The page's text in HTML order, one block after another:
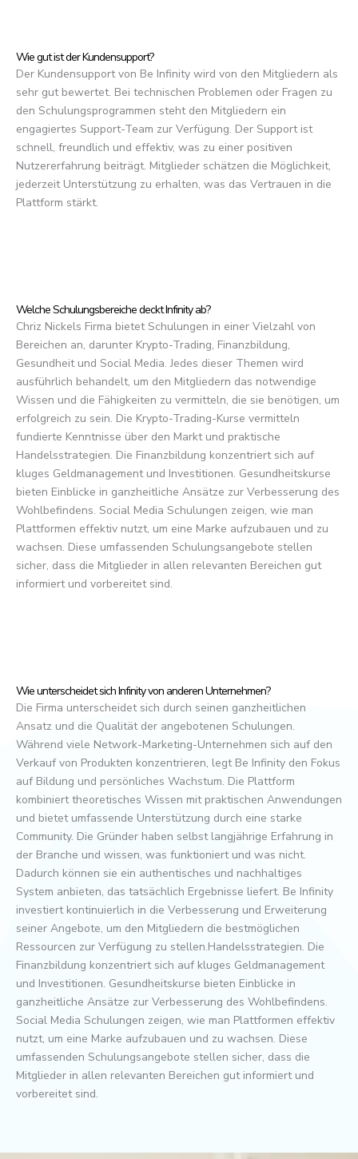
Wie gut ist der Kundensupport?
Der Kundensupport von Be Infinity wird von den Mitgliedern als
sehr gut bewertet. Bei technischen Problemen oder Fragen zu
den Schulungsprogrammen steht den Mitgliedern ein
engagiertes Support-Team zur Verfügung. Der Support ist
schnell, freundlich und effektiv, was zu einer positiven
Nutzererfahrung beiträgt. Mitglieder schätzen die Möglichkeit,
jederzeit Unterstützung zu erhalten, was das Vertrauen in die
Plattform stärkt.
Welche Schulungsbereiche deckt Infinity ab?
Chriz Nickels Firma bietet Schulungen in einer Vielzahl von
Bereichen an, darunter Krypto-Trading, Finanzbildung,
Gesundheit und Social Media. Jedes dieser Themen wird
ausführlich behandelt, um den Mitgliedern das notwendige
Wissen und die Fähigkeiten zu vermitteln, die sie benötigen, um
erfolgreich zu sein. Die Krypto-Trading-Kurse vermitteln
fundierte Kenntnisse über den Markt und praktische
Handelsstrategien. Die Finanzbildung konzentriert sich auf
kluges Geldmanagement und Investitionen. Gesundheitskurse
bieten Einblicke in ganzheitliche Ansätze zur Verbesserung des
Wohlbefindens. Social Media Schulungen zeigen, wie man
Plattformen effektiv nutzt, um eine Marke aufzubauen und zu
wachsen. Diese umfassenden Schulungsangebote stellen
sicher, dass die Mitglieder in allen relevanten Bereichen gut
informiert und vorbereitet sind.
Wie unterscheidet sich Infinity von anderen Unternehmen?
Die Firma unterscheidet sich durch seinen ganzheitlichen
Ansatz und die Qualität der angebotenen Schulungen.
Während viele Network-Marketing-Unternehmen sich auf den
Verkauf von Produkten konzentrieren, legt Be Infinity den Fokus
auf Bildung und persönliches Wachstum. Die Plattform
kombiniert theoretisches Wissen mit praktischen Anwendungen
und bietet umfassende Unterstützung durch eine starke
Community. Die Gründer haben selbst langjährige Erfahrung in
der Branche und wissen, was funktioniert und was nicht.
Dadurch können sie ein authentisches und nachhaltiges
System anbieten, das tatsächlich Ergebnisse liefert. Be Infinity
investiert kontinuierlich in die Verbesserung und Erweiterung
seiner Angebote, um den Mitgliedern die bestmöglichen
Ressourcen zur Verfügung zu stellen.Handelsstrategien. Die
Finanzbildung konzentriert sich auf kluges Geldmanagement
und Investitionen. Gesundheitskurse bieten Einblicke in
ganzheitliche Ansätze zur Verbesserung des Wohlbefindens.
Social Media Schulungen zeigen, wie man Plattformen effektiv
nutzt, um eine Marke aufzubauen und zu wachsen. Diese
umfassenden Schulungsangebote stellen sicher, dass die
Mitglieder in allen relevanten Bereichen gut informiert und
vorbereitet sind.